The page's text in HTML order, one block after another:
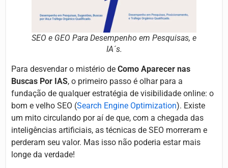
SEO e GEO Para Desempenho em Pesquisas, e
IA´s.
Para desvendar o mistério de Como Aparecer nas
Buscas Por IAS, o primeiro passo é olhar para a
fundação de qualquer estratégia de visibilidade online: o
bom e velho SEO (Search Engine Optimization). Existe
um mito circulando por aí de que, com a chegada das
inteligências artificiais, as técnicas de SEO morreram e
perderam seu valor. Mas isso não poderia estar mais
longe da verdade!